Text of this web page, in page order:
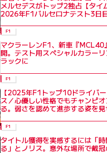
メルセデスがトップ2独占【タイ
2026年F1バルセロナテスト3日目
F1
マクラーレンF1、新車『MCL40
開。テスト用スペシャルカラー
ラックに
F1
【2025年F1トップ10ドライバ
ス／心優しい性格でもチャンピ
る。弱さを認めて進歩する姿を
F1
タイトル獲得を実感するには「
る」とノリス。意外な場所で戴